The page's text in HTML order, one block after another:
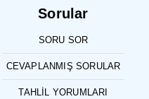
Sorular
SORU SOR
CEVAPLANMIŞ SORULAR
TAHLIL YORUMLARI